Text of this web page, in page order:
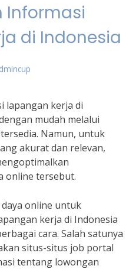
Informasi
di Indonesia
lapangan kerja di
mudah melalui
Namun, untuk
akurat dan relevan,
online tersebut.
online untuk
kerja di Indonesia
cara. Salah satunya
situs-situs job portal
tentang lowongan